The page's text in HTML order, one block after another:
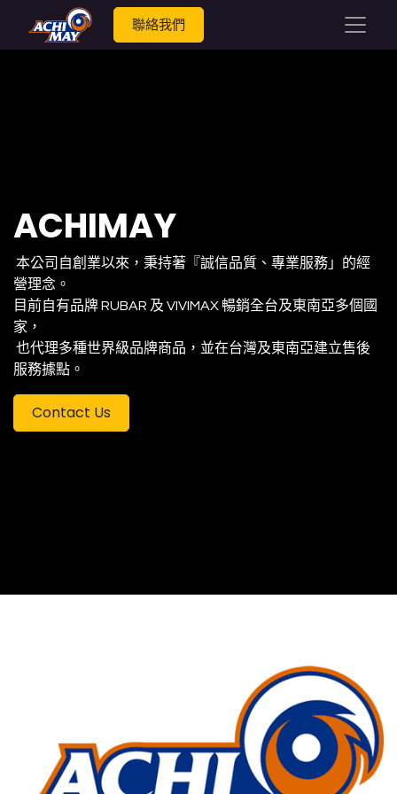
聯絡我們
ACHIMAY
本公司自創業以來，秉持著『誠信品質、專業服務」的經
營理念。
目前自有品牌 RUBAR 及 VIVIMAX 暢銷全台及東南亞多個國
家，
也代理多種世界級品牌商品，並在台灣及東南亞建立售後
服務據點。
Contact Us